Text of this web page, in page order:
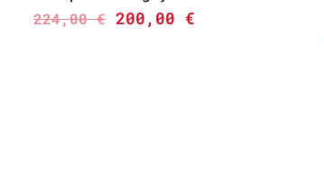
224,00€ 200,00 €